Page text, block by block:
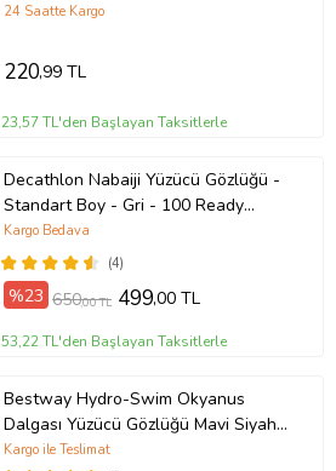
24 Saatte Kargo
220,99 TL
23,57 TL'den Başlayan Taksitlerle
Decathlon Nabaiji Yüzücü Gözlüğü -
Standart Boy - Gri - 100 Ready
BUĞU YAPMAZ ORJİNAL
(4)
Kargo Bedava
%23 650,00 TL 499,00 TL
53,22 TL'den Başlayan Taksitlerle
Bestway Hydro-Swim Okyanus
Dalgası Yüzücü Gözlüğü Mavi Siyah
Pembe (Mavi)
Kargo ile Teslimat